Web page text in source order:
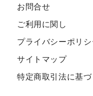
お問合せ
ご利用に関し
プライバシーポリシ
サイトマップ
特定商取引法に基